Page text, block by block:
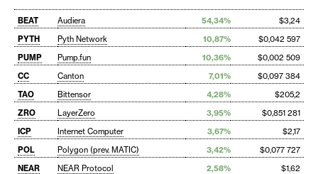
BEAT Audiera 54,34%
$3,24
PYTH
Pyth Network 10,87%
$0,042 597
PUMP
Pump.fun 10,36%
$0,002 509
CC
Canton 7,01%
$0,097 384
TAO
Bittensor 4,28%
$205,2
ZRO
LayerZero 3,95%
$0,851 281
ICP
Internet Computer 3,67%
$2,17
POL
Polygon (prev. MATIC) 3,42%
$0,077 727
NEAR
NEAR Protocol 2,58% $1,62